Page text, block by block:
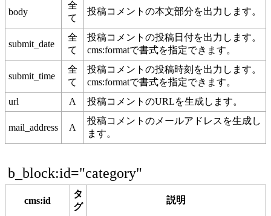
body
全
て
投稿コメントの本文部分を出力します。
submit_date
全
て
投稿コメントの投稿日付を出力します。
cms:formatで書式を指定できます。
submit_time
全
て
投稿コメントの投稿時刻を出力します。
cms:formatで書式を指定できます。
url
A 投稿コメントのURLを生成します。
mail_address A
投稿コメントのメールアドレスを生成し
ます。
b_block:id="category"
cms:id
タ
グ
説明